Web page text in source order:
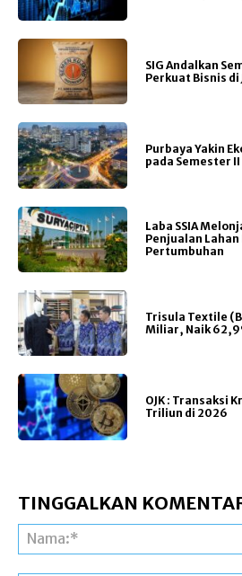
SIG Andalkan
Perkuat Bisnis di
Purbaya Yakin
pada Semester II
Laba SSIA
Penjualan
Pertumbuhan
Trisula Textile
Miliar, Naik
OJK : Transaksi
Triliun di 2026
TINGGALKAN